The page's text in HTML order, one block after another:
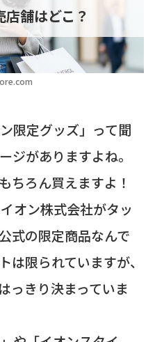
舗はどこ？
限定グッズ」って聞
ジがありますよね。
ちろん買えますよ！
オン株式会社がタッ
式の限定商品なんで
は限られていますが、
っきり決まっていま